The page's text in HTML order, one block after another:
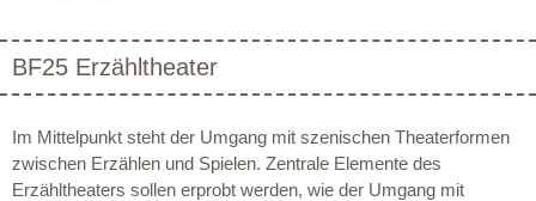
BF25 Erzähltheater
Im Mittelpunkt steht der Umgang mit szenischen Theaterformen
zwischen Erzählen und Spielen. Zentrale Elemente des
Erzähltheaters sollen erprobt werden, wie der Umgang mit